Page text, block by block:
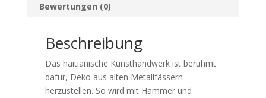
Bewertungen (0)
Beschreibung
Das haitianische Kunsthandwerk ist berühmt
dafür, Deko aus alten Metallfässern
herzustellen. So wird mit Hammer und